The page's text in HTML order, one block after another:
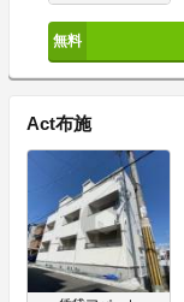
Act布施